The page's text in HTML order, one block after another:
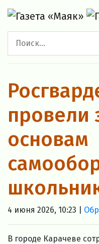
провели
основам
4 июня 2026, 10:23 |
В городе Карачеве